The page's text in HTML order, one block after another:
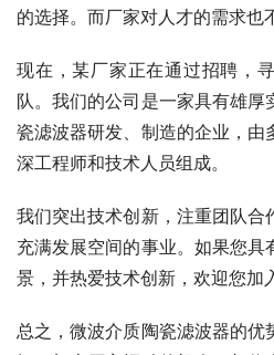
的选择。而厂家对人才的需求也
现在，某厂家正在通过招聘，
队。我们的公司是一家具有雄
瓷滤波器研发、制造的企业，由
深工程师和技术人员组成。
我们突出技术创新，注重团队合
充满发展空间的事业。如果您
景，并热爱技术创新，欢迎您加
总之，微波介质陶瓷滤波器的